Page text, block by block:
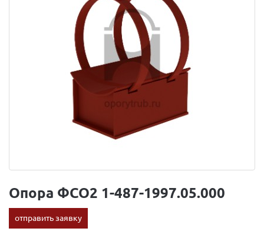
Опора ФСО2 1-487-1997.05.000
отправить заявку